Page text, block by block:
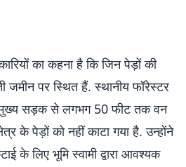
का कहना है कि जिन पेड़ों की
जमीन पर स्थित हैं. स्थानीय फॉरेस्टर
मुख्य सड़क से लगभग 50 फीट तक वन
के पेड़ों को नहीं काटा गया है. उन्होंने
के लिए भूमि स्वामी द्वारा आवश्यक